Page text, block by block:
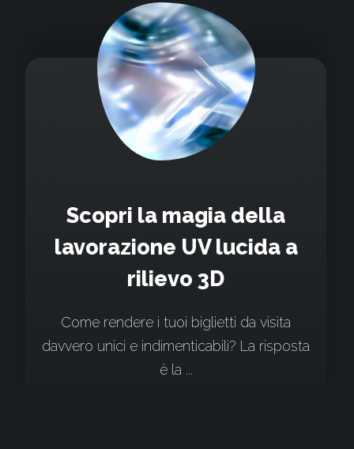
Scopri la magia della
lavorazione UV lucida a
rilievo 3D
Come rendere i tuoi biglietti da visita
davvero unici e indimenticabili? La risposta
è la ...